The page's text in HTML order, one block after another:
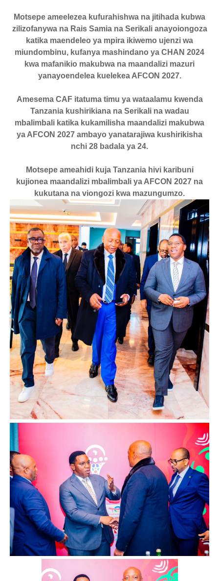
Motsepe ameelezea kufurahishwa na jitihada kubwa
zilizofanywa na Rais Samia na Serikali anayoiongoza
katika maendeleo ya mpira ikiwemo ujenzi wa
miundombinu, kufanya mashindano ya CHAN 2024
kwa mafanikio makubwa na maandalizi mazuri
yanayoendelea kuelekea AFCON 2027.
Amesema CAF itatuma timu ya wataalamu kwenda
Tanzania kushirikiana na Serikali na wadau
mbalimbali katika kukamilisha maandalizi makubwa
ya AFCON 2027 ambayo yanatarajiwa kushirikisha
nchi 28 badala ya 24.
Motsepe ameahidi kuja Tanzania hivi karibuni
kujionea maandalizi mbalimbali ya AFCON 2027 na
kukutana na viongozi kwa mazungumzo.